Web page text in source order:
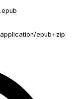
.epub
application/epub+zip